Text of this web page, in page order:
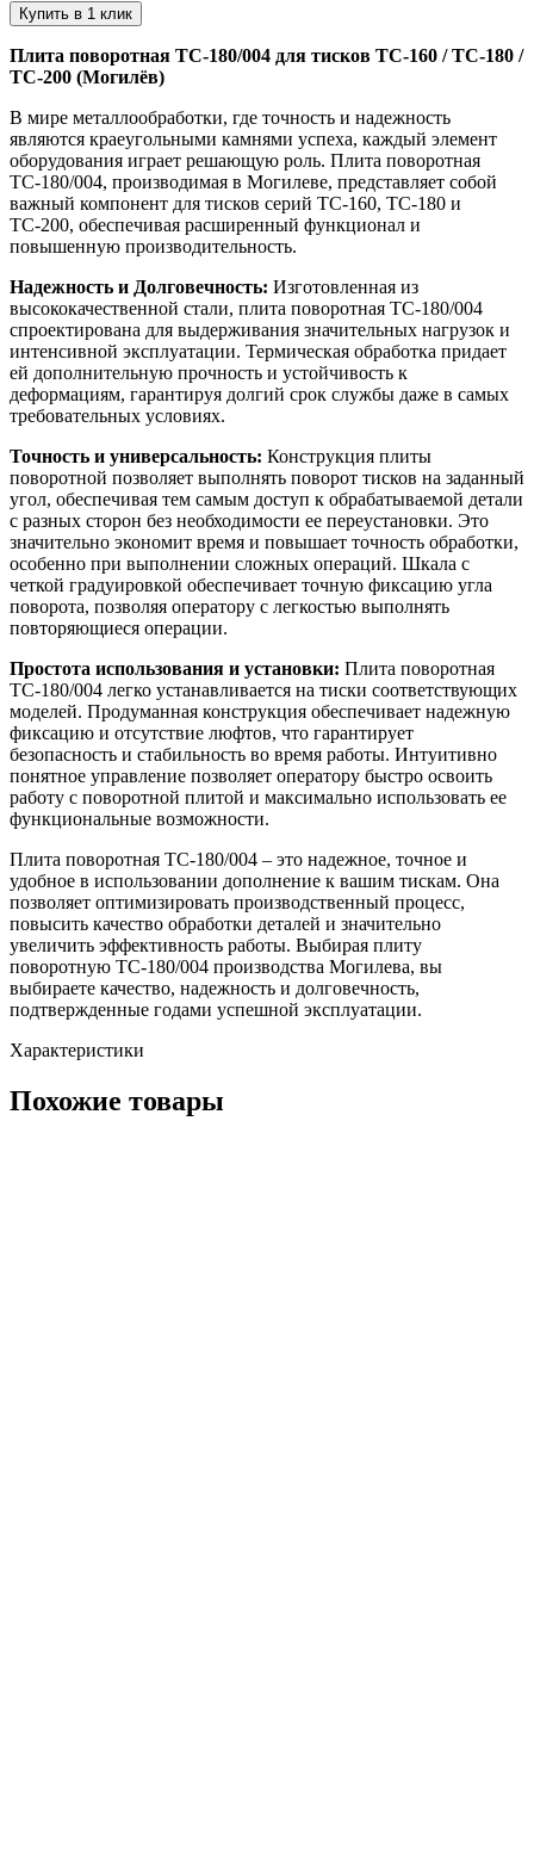
Купить в 1 клик
Плита поворотная ТС-180/004 для тисков ТС-160 / ТС-180 /
ТС-200 (Могилёв)
В мире металлообработки, где точность и надежность
являются краеугольными камнями успеха, каждый элемент
оборудования играет решающую роль. Плита поворотная
ТС-180/004, производимая в Могилеве, представляет собой
важный компонент для тисков серий ТС-160, ТС-180 и
ТС-200, обеспечивая расширенный функционал и
повышенную производительность.
Надежность и Долговечность: Изготовленная из
высококачественной стали, плита поворотная ТС-180/004
спроектирована для выдерживания значительных нагрузок и
интенсивной эксплуатации. Термическая обработка придает
ей дополнительную прочность и устойчивость к
деформациям, гарантируя долгий срок службы даже в самых
требовательных условиях.
Точность и универсальность: Конструкция плиты
поворотной позволяет выполнять поворот тисков на заданный
угол, обеспечивая тем самым доступ к обрабатываемой детали
с разных сторон без необходимости ее переустановки. Это
значительно экономит время и повышает точность обработки,
особенно при выполнении сложных операций. Шкала с
четкой градуировкой обеспечивает точную фиксацию угла
поворота, позволяя оператору с легкостью выполнять
повторяющиеся операции.
Простота использования и установки: Плита поворотная
ТС-180/004 легко устанавливается на тиски соответствующих
моделей. Продуманная конструкция обеспечивает надежную
фиксацию и отсутствие люфтов, что гарантирует
безопасность и стабильность во время работы. Интуитивно
понятное управление позволяет оператору быстро освоить
работу с поворотной плитой и максимально использовать ее
функциональные возможности.
Плита поворотная ТС-180/004 – это надежное, точное и
удобное в использовании дополнение к вашим тискам. Она
позволяет оптимизировать производственный процесс,
повысить качество обработки деталей и значительно
увеличить эффективность работы. Выбирая плиту
поворотную ТС-180/004 производства Могилева, вы
выбираете качество, надежность и долговечность,
подтвержденные годами успешной эксплуатации.
Характеристики
Похожие товары